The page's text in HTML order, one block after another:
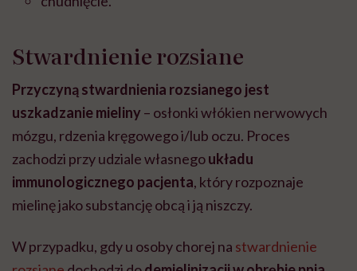
Stwardnienie rozsiane
Przyczyną stwardnienia rozsianego jest
uszkadzanie mieliny – osłonki włókien nerwowych
mózgu, rdzenia kręgowego i/lub oczu. Proces
zachodzi przy udziale własnegoukładu
immunologicznego pacjenta, który rozpoznaje
mielinę jako substancję obcą i ją niszczy.
W przypadku, gdy u osoby chorej na stwardnienie